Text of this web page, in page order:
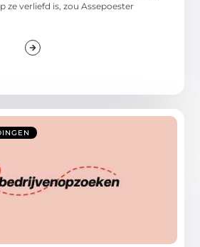
ze verliefd is, zou Assepoester